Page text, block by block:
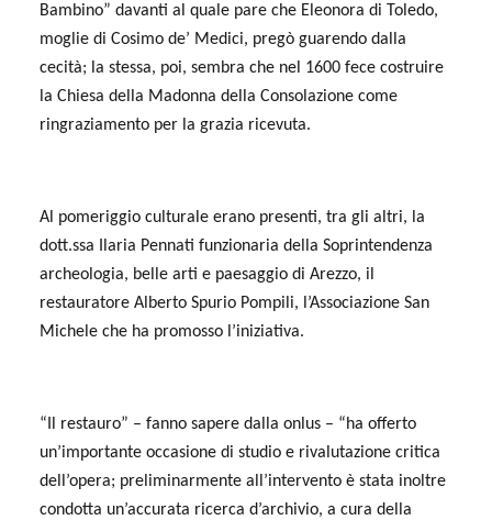
Bambino” davanti al quale pare che Eleonora di Toledo,
moglie di Cosimo de’ Medici, pregò guarendo dalla
cecità; la stessa, poi, sembra che nel 1600 fece costruire
la Chiesa della Madonna della Consolazione come
ringraziamento per la grazia ricevuta.
Al pomeriggio culturale erano presenti, tra gli altri, la
dott.ssa Ilaria Pennati funzionaria della Soprintendenza
archeologia, belle arti e paesaggio di Arezzo, il
restauratore Alberto Spurio Pompili, l’Associazione San
Michele che ha promosso l’iniziativa.
“Il restauro” – fanno sapere dalla onlus – “ha offerto
un’importante occasione di studio e rivalutazione critica
dell’opera; preliminarmente all’intervento è stata inoltre
condotta un’accurata ricerca d’archivio, a cura della